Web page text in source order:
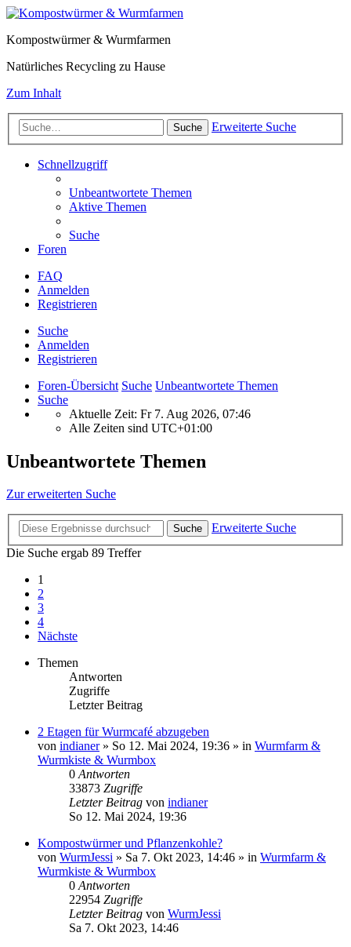
Kompostwürmer & Wurmfarmen
Natürliches Recycling zu Hause
Zum Inhalt
Suche Erweiterte Suche
Schnellzugriff
Unbeantwortete Themen
Aktive Themen
Suche
Foren
FAQ
Anmelden
Registrieren
Suche
Anmelden
Registrieren
Foren-Übersicht Suche Unbeantwortete Themen
Suche
Aktuelle Zeit: Fr 7. Aug 2026, 07:46
Alle Zeiten sind UTC+01:00
Unbeantwortete Themen
Zur erweiterten Suche
Suche
Erweiterte Suche
Die Suche ergab 89 Treffer
1
2
3
4
Nächste
Themen
Antworten
Zugriffe
Letzter Beitrag
2 Etagen für Wurmcafé abzugeben
von indianer» So 12. Mai 2024, 19:36 » in Wurmfarm &
Wurmkiste & Wurmbox
0 Antworten
33873 Zugriffe
Letzter Beitrag von indianer
So 12. Mai 2024, 19:36
Kompostwürmer und Pflanzenkohle?
von WurmJessi » Sa 7. Okt 2023, 14:46 » in Wurmfarm &
Wurmkiste & Wurmbox
0 Antworten
22954 Zugriffe
Letzter Beitrag von WurmJessi
Sa 7. Okt 2023, 14:46